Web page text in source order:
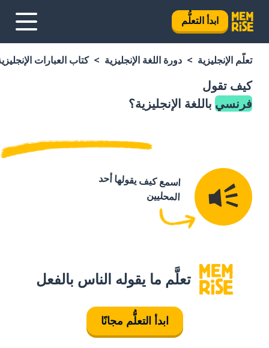
ابدأ التعلُّم
تعلَّم الإنجليزية دورة اللغة الإنجليزية كتاب العبارات
كيف تقول
فرنسي باللغة الإنجليزية؟
اسمع كيف يقولها أحد
المحليين
تعلَّم ما يقوله الناس بالفعل
ابدأ التعلُّم مجانًا